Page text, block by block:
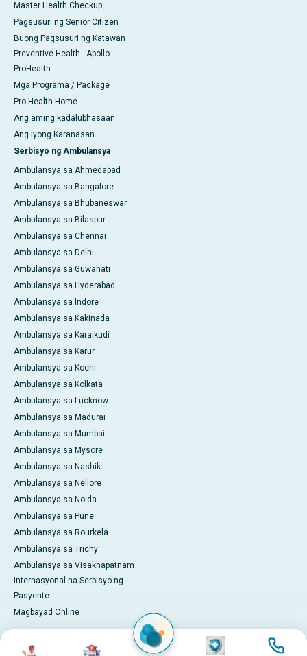
Master Health Checkup
Pagsusuri ng Senior Citizen
Buong Pagsusuri ng Katawan
Preventive Health - Apollo
ProHealth
Mga Programa / Package
Pro Health Home
Ang aming kadalubhasaan
Ang iyong Karanasan
Serbisyo ng Ambulansya
Ambulansya sa Ahmedabad
Ambulansya sa Bangalore
Ambulansya sa Bhubaneswar
Ambulansya sa Bilaspur
Ambulansya sa Chennai
Ambulansya sa Delhi
Ambulansya sa Guwahati
Ambulansya sa Hyderabad
Ambulansya sa Indore
Ambulansya sa Kakinada
Ambulansya sa Karaikudi
Ambulansya sa Karur
Ambulansya sa Kochi
Ambulansya sa Kolkata
Ambulansya sa Lucknow
Ambulansya sa Madurai
Ambulansya sa Mumbai
Ambulansya sa Mysore
Ambulansya sa Nashik
Ambulansya sa Nellore
Ambulansya sa Noida
Ambulansya sa Pune
Ambulansya sa Rourkela
Ambulansya sa Trichy
Ambulansya sa Visakhapatnam
Internasyonal na Serbisyo ng
Pasyente
Magbayad Online
© 2026 Apollo Hospitals. Lahat ng karapatan ay nakalaan.
Imahen Imahen
Imahen Imahen